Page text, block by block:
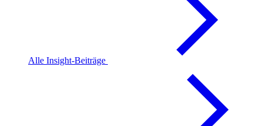
Alle Insight-Beiträge